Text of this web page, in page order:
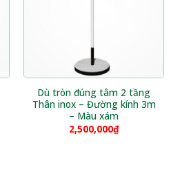
Dù tròn đúng tâm 2 tầng
Thân inox – Đường kính 3m
– Màu xám
2,500,000₫